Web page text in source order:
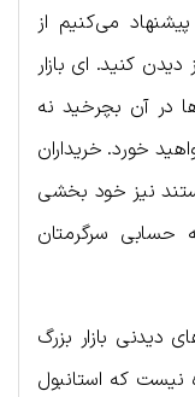
می‌کنیم از
دیدن کنید. ای بازار
در آن بچرخید نه
خورد. خریداران
نیز خود بخشی
حسابی سرگرمتان
دیدنی بازار بزرگ
نیست که استانبول